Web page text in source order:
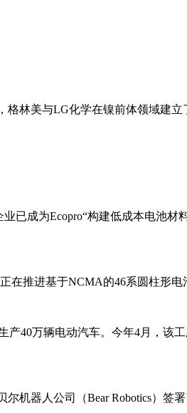
格林美与LG化学在镍前体领域建
成为Ecopro“构建低成本电池材
推进基于NCMA的46系圆柱形电
产40万辆电动汽车。今年4月，该
机器人公司（Bear Robotics）签